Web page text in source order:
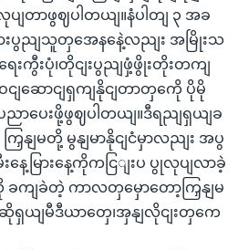
တာဖွဈပါတယျ။နံပါတျ ၃ အခ
းပွညျသူတှအေနနေဲ့လညျး အမြိုးသ
ကွီးပုံ၊တိုငျးပွညျဖှံ့ဖွိုးတိုးတကျ
ငျဆောငျရှကျနိုငျတာတှကေို ပိုမို
ပေးဖို့ဖွဈပါတယျ။ဒီရညျရှယျခ
နျမတို့ မွနျမာနိုငျငံမှာလညျး အပွ
နေ့မြားနေ့ကိုကငြျးပ ပွုလုပျလာခဲ့
ကျခဲတဲ့ ကာလတှမှောတော့ကြှနျမ
ဆိုရှယျမီဒီယာတှေ၊အှနျလိုငျးတှကေ